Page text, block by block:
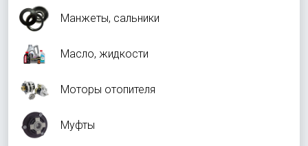
Манжеты, сальники
Масло, жидкости
Моторы отопителя
Муфты